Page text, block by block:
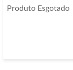
Produto Esgotado